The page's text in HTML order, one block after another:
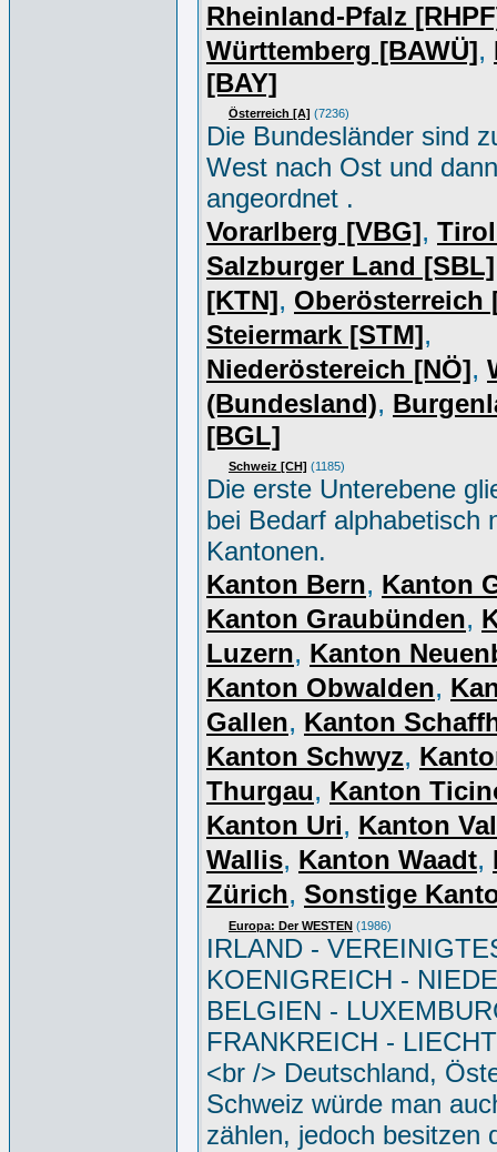
Rheinland-Pfalz
Württemberg [BAWÜ],
[BAY]
Österreich [A] (7236)
Die Bundesländer sind
West nach Ost und
angeordnet .
Vorarlberg [VBG],
Salzburger Land [SBL]
[KTN], Oberösterreich
Steiermark [STM],
Niederöstereich [NÖ],
(Bundesland),
[BGL]
Schweiz [CH] (1185)
Die erste Unterebene
bei Bedarf alphabetisch
Kantonen.
Kanton Bern, Kanton
Kanton Graubünden,
Luzern, Kanton
Kanton Obwalden,
Gallen, Kanton
Kanton Schwyz,
Thurgau, Kanton
Kanton Uri, Kanton
Wallis, Kanton Waadt,
Zürich, Sonstige
Europa: Der WESTEN (1986)
IRLAND -
KOENIGREICH -
BELGIEN -
FRANKREICH -
<br /> Deutschland,
Schweiz würde man
zählen, jedoch besitzen